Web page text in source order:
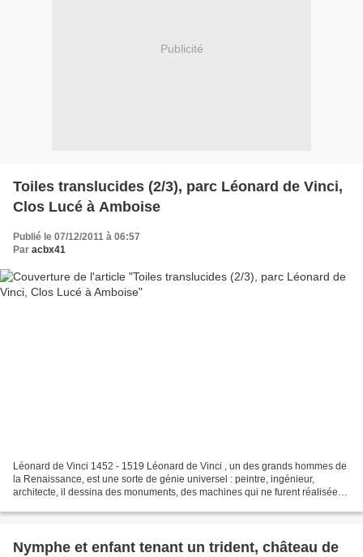
Publicité
Toiles translucides (2/3), parc Léonard de Vinci,
Clos Lucé à Amboise
Publié le 07/12/2011 à 06:57
Par acbx41
Léonard de Vinci 1452 - 1519 Léonard de Vinci , un des grands hommes de
la Renaissance, est une sorte de génie universel : peintre, ingénieur,
architecte, il dessina des monuments, des machines qui ne furent réalisées
Nymphe et enfant tenant un trident, château de